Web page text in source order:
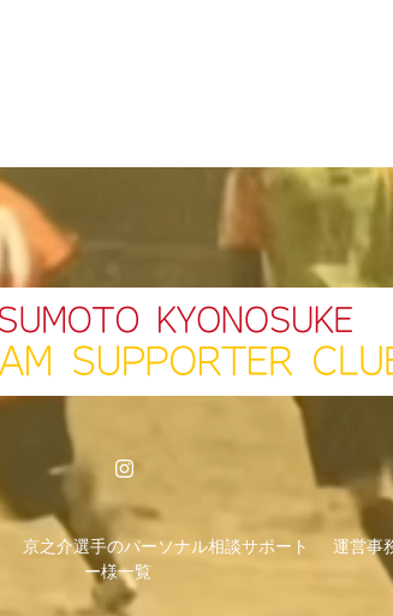
京之介選手のパーソナル相談サポート 運営事
ー様一覧